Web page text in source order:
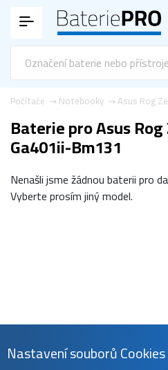
Asus Rog
Notebooky
Počítače
Baterie pro Asus
Ga401ii-Bm131
Nenašli jsme žádnou baterii pro
Vyberte prosím jiný model.
Nastavení souborů Cookies